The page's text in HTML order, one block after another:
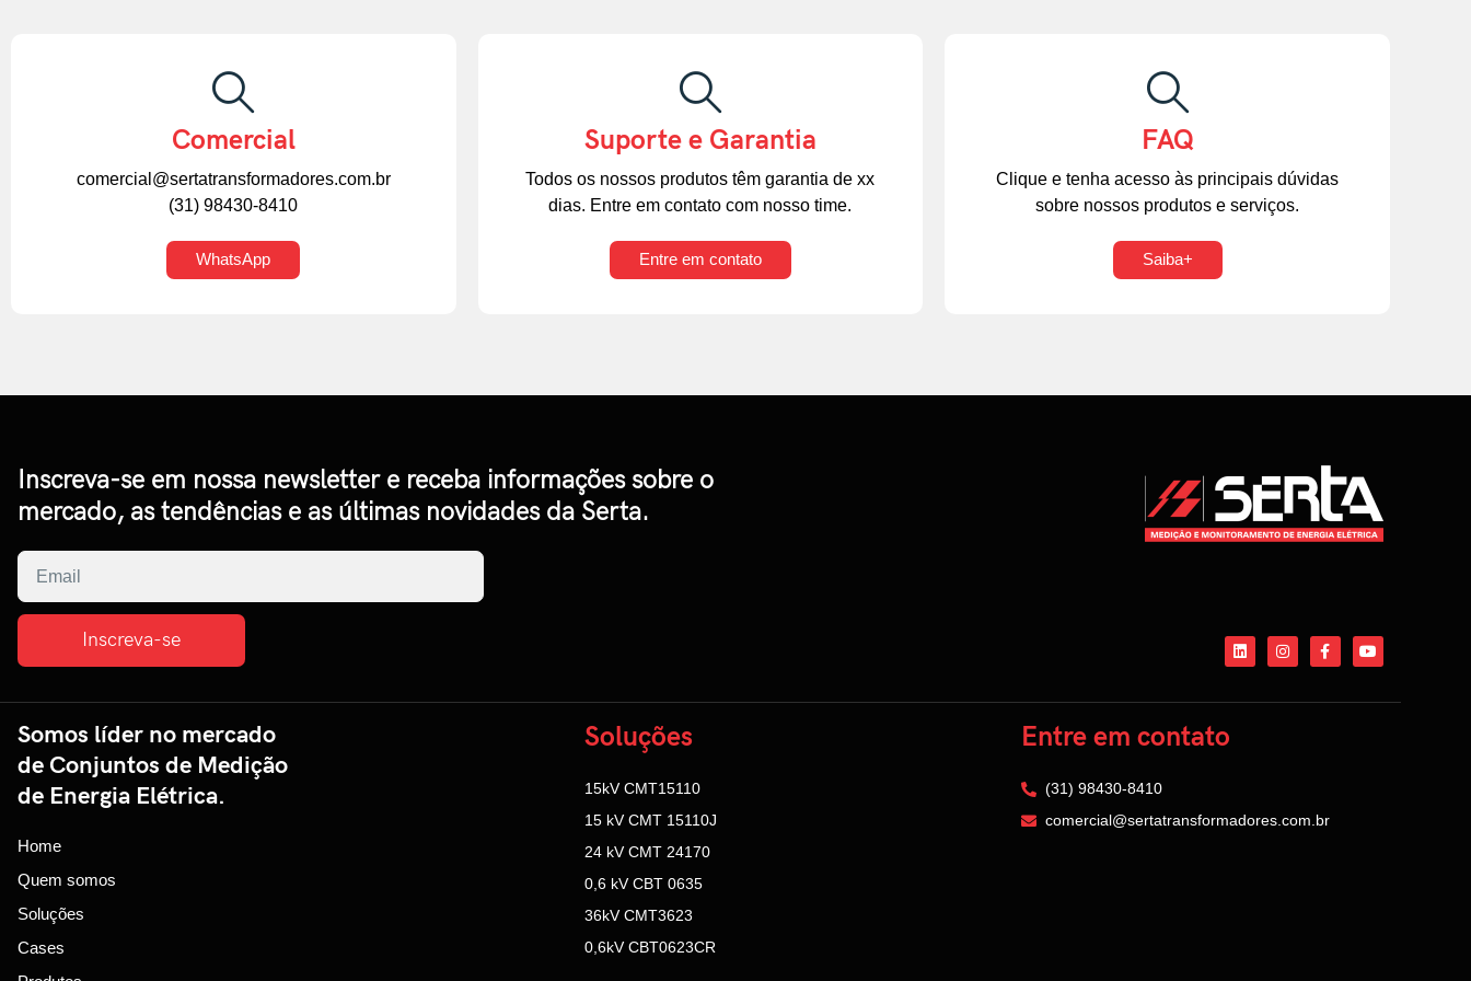
Comercial
comercial@sertatransformadores.com.br
(31) 98430-8410
WhatsApp
Suporte e Garantia
Todos os nossos produtos têm garantia de xx
dias. Entre em contato com nosso time.
Entre em contato
FAQ
Clique e tenha acesso às principais dúvidas
sobre nossos produtos e serviços.
Saiba+
Inscreva-se em nossa newsletter e receba informações sobre o
mercado, as tendências e as últimas novidades da Serta.
Inscreva-se
Somos líder no mercado
de Conjuntos de Medição
de Energia Elétrica.
Home
Quem somos
Soluções
Cases
Soluções
15kV CMT15110
15 kV CMT 15110J
24 kV CMT 24170
0,6 kV CBT 0635
36kV CMT3623
0,6kV CBT0623CR
Entre em contato
(31) 98430-8410
comercial@sertatransformadores.com.br